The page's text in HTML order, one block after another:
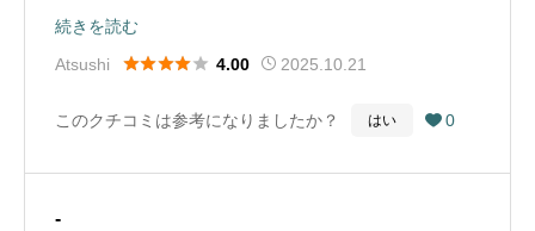
間はあまり無いが、万一あっても時間潰すのは簡単。予
約時間よりも早めに着いたとしても困らないし。いろん
ら引用）
続きを読む
Atsushi
 4.00 2025.10.21
このクチコミは参考になりましたか？ はい  0
-